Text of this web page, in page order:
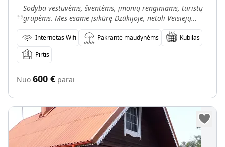
„Sodyba vestuvėms, šventėms, įmonių renginiams, turistų
grupėms. Mes esame įsikūrę Dzūkijoje, netoli Veisiejų
miestelio, ant romantiškojo Trikojo ežero kranto. L
Internetas Wifi Pakrantė maudynėms
Kubilas
Pirtis
Nuo 600 € parai